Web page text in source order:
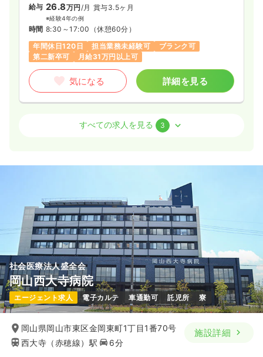
給与 26.8万円 /月 賞与3.5ヶ月
※経験4年の例
時間 8:30～17:00 （休憩60分）
年間休日120日
担当業務未経験可
ブランク可
第二新卒可
月給31万円以上可
気になる 詳細を見る
正看護師
年間休日120日
オンコールあり 月給24万円以上可
気になる 詳細を見る
日勤のみ（パート）
給与 お問い合わせください
時間 8:30～17:00
オンコールあり
すべての求人を見る 3
社会医療法人盛全会
岡山西大寺病院
エージェント求人 電子カルテ 車通勤可 託児所 寮
岡山県岡山市東区金岡東町1丁目1番70号
西大寺（赤穂線）駅
6分
施設詳細